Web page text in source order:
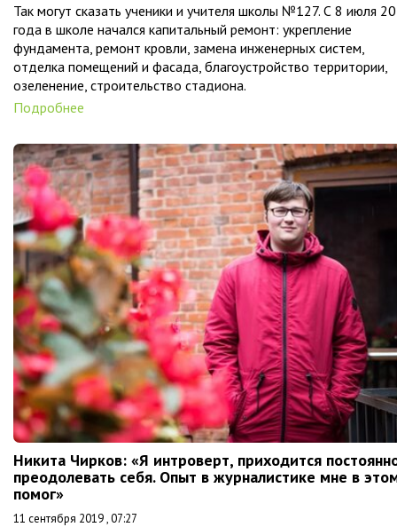
Так могут сказать ученики и учителя школы №127. С 8 июля
года в школе начался капитальный ремонт: укрепление
фундамента, ремонт кровли, замена инженерных систем,
отделка помещений и фасада, благоустройство территории,
озеленение, строительство стадиона.
Подробнее
Никита Чирков: «Я интроверт, приходится
преодолевать себя. Опыт в журналистике мне в
помог»
11 сентября 2019 , 07:27